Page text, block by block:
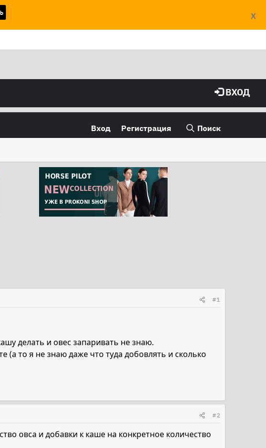
X
ВХОД
Вход Регистрация Поиск
#1
делать и овес запаривать не знаю.
(а то я не знаю даже что туда добовлять и сколько
#2
овса и добавки к каше на конкретное количество